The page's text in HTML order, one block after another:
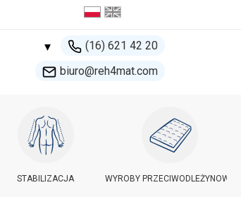
▾
(16) 621 42 20
biuro@reh4mat.com
handel@reh4mat.com
STABILIZACJA WYROBY PRZECIWODLEŻYNOWE